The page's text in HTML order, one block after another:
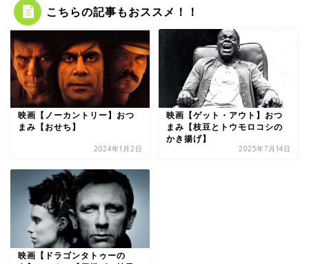
こちらの記事もおススメ！！
映画【ノーカントリー】おつ
まみ【おせち】
2024年1月2日
映画【ゲット・アウト】おつ
まみ【枝豆とトウモロコシの
かき揚げ】
2025年7月14日
映画【ドラゴンタトゥーの